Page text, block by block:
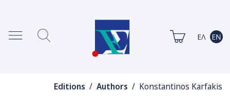
Editions / Authors / Konstantinos Karfakis